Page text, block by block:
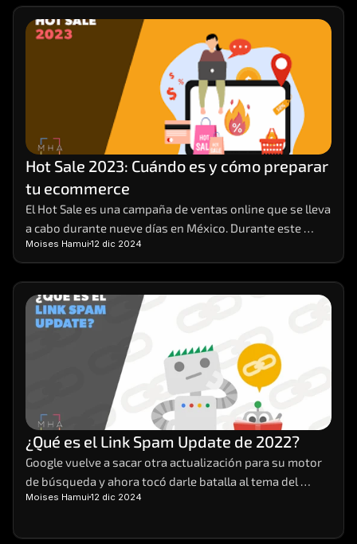
las empresas participantes ofrecen descuentos,
promociones y facilidades de pago en sus productos y
servicios, tanto en tiendas físicas como en línea.
Hot Sale 2023: Cuándo es y cómo preparar
tu ecommerce
El Hot Sale es una campaña de ventas online que se lleva
a cabo durante nueve días en México. Durante este
evento, distintas empresas de venta y servicios
preparan sus e-commerces, para brindar sus productos
a sus clientes con promociones y descuentos que no se
ven en cualquier otra época del año.
Moises Hamui 12 dic 2024
¿Qué es el Link Spam Update de 2022?
Google vuelve a sacar otra actualización para su motor
de búsqueda y ahora tocó darle batalla al tema del
spam. Así pues, salió a mediados de diciembre de este
Moises Hamui 12 dic 2024